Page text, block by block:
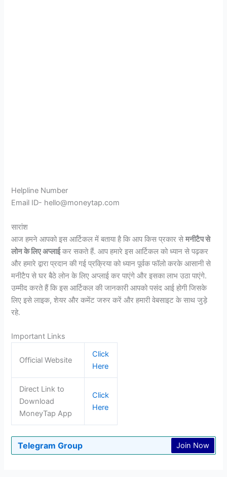
Helpline Number
Email ID- hello@moneytap.com
सारांश
आज हमने आपको इस आर्टिकल में बताया है कि आप किस प्रकार सेमनीटैप से
लोन के लिए अप्लाईकर सकते हैं. आप हमारे इस आर्टिकल को ध्यान से पढ़कर
और हमारे द्वारा प्रदान की गई प्रक्रिया को ध्यान पूर्वक फॉलो करके आसानी से
मनीटैप से घर बैठे लोन के लिए अप्लाई कर पाएंगे और इसका लाभ उठा पाएंगे.
उम्मीद करते हैं कि इस आर्टिकल की जानकारी आपको पसंद आई होगी जिसके
लिए इसे लाइक, शेयर और कमेंट जरुर करें और हमारी वेबसाइट के साथ जुड़े
रहे.
Important Links
Official Website
Click
Here
Direct Link to
Download
MoneyTap App
Click
Here
Telegram Group Join Now